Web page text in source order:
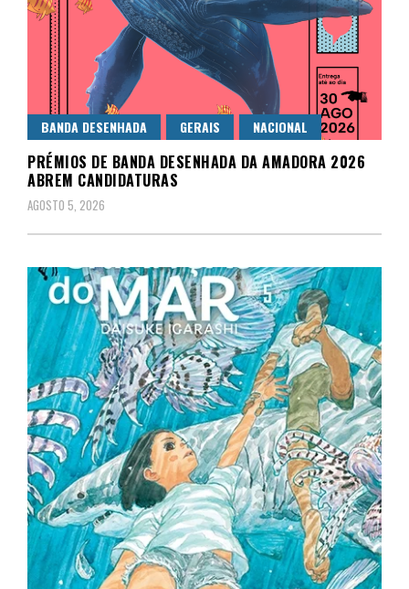
BANDA DESENHADA GERAIS NACIONAL
PRÉMIOS DE BANDA DESENHADA DA AMADORA 2026
ABREM CANDIDATURAS
AGOSTO 5, 2026